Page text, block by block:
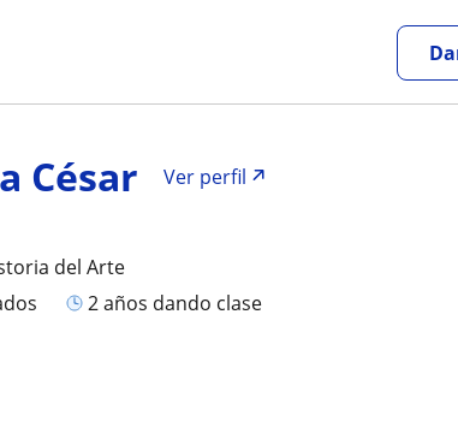
César
Ver perfil
del Arte
2 años dando clase